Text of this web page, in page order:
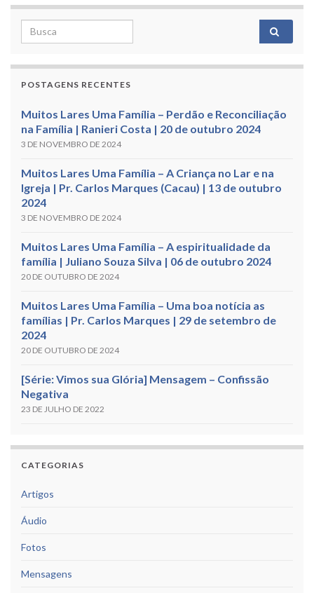
Search for:
POSTAGENS RECENTES
Muitos Lares Uma Família – Perdão e Reconciliação
na Família | Ranieri Costa | 20 de outubro 2024
3 DE NOVEMBRO DE 2024
Muitos Lares Uma Família – A Criança no Lar e na
Igreja | Pr. Carlos Marques (Cacau) | 13 de outubro
2024
3 DE NOVEMBRO DE 2024
Muitos Lares Uma Família – A espiritualidade da
família | Juliano Souza Silva | 06 de outubro 2024
20 DE OUTUBRO DE 2024
Muitos Lares Uma Família – Uma boa notícia as
famílias | Pr. Carlos Marques | 29 de setembro de
2024
20 DE OUTUBRO DE 2024
[Série: Vimos sua Glória] Mensagem – Confissão
Negativa
23 DE JULHO DE 2022
CATEGORIAS
Artigos
Áudio
Fotos
Mensagens